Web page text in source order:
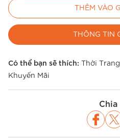
Điều kiện
THÊM VÀO
THÔNG TIN
Có thể bạn sẽ thích: Thời
Khuyến Mãi
Chia